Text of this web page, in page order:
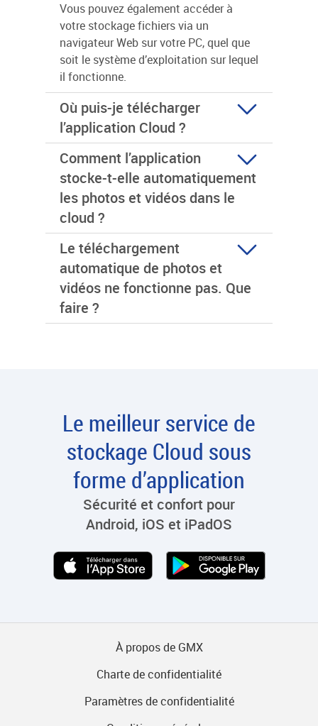
Vous pouvez également accéder à
votre stockage fichiers via un
navigateur Web sur votre PC, quel que
soit le système d’exploitation sur lequel
il fonctionne.
Où puis-je télécharger
l’application Cloud ?
Comment l’application
stocke-t-elle automatiquement
les photos et vidéos dans le
cloud ?
Le téléchargement
automatique de photos et
vidéos ne fonctionne pas. Que
faire ?
Le meilleur service de
stockage Cloud sous
forme d’application
Sécurité et confort pour
Android, iOS et iPadOS
À propos de GMX
Charte de confidentialité
Paramètres de confidentialité